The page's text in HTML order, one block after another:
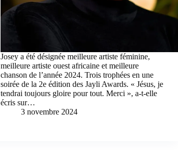
Josey a été désignée meilleure artiste féminine,
meilleure artiste ouest africaine et meilleure
chanson de l’année 2024. Trois trophées en une
soirée de la 2e édition des Jayli Awards. « Jésus, je
tendrai toujours gloire pour tout. Merci », a-t-elle
écris sur…
3 novembre 2024